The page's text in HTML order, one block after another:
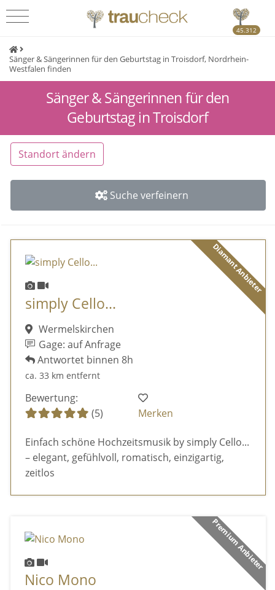
45.312
Sänger & Sängerinnen für den Geburtstag in Troisdorf, Nordrhein-
Westfalen finden
Sänger & Sängerinnen für den
Geburtstag in Troisdorf
Standort ändern
Suche verfeinern
Diamant Anbieter
simply Cello...
Wermelskirchen
Gage: auf Anfrage
Antwortet binnen 8h
ca. 33 km entfernt
Bewertung:
(5)
Merken
Einfach schöne Hochzeitsmusik by simply Cello...
– elegant, gefühlvoll, romatisch, einzigartig,
zeitlos
Premium Anbieter
Nico Mono